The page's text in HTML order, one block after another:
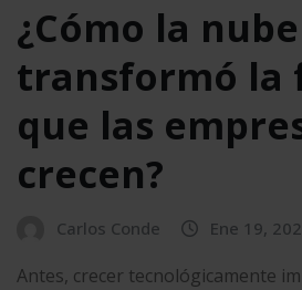
¿Cómo la nube
transformó la
que las
crecen?
Carlos Conde Ene 19,
Antes, crecer tecnológicamente